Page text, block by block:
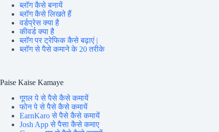
ब्लॉग कैसे बनायें
ब्लॉग कैसे लिखते हैं
वर्डप्रेस क्या है
कीवर्ड क्या है
ब्लॉग पर ट्रेफिक कैसे बढ़ाएं |
ब्लॉग से पैसे कमाने के 20 तरीके
Paise Kaise Kamaye
गूगल पे से पैसे कैसे कमायें
फोन पे से पैसे कैसे कमायें
EarnKaro से पैसे कैसे कमायें
Josh App से पैसा कैसे कमाए